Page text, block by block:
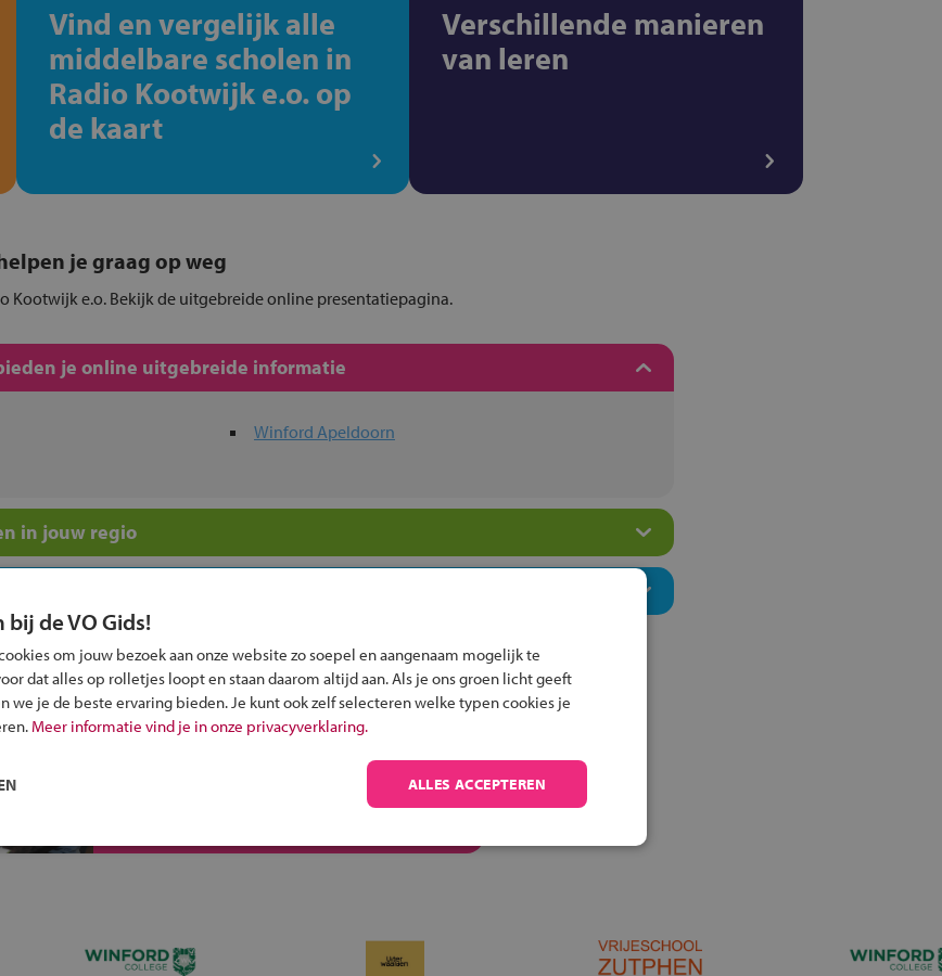
Vind en vergelijk alle
middelbare scholen in
Radio Kootwijk e.o. op
de kaart
Verschillende manieren
van leren
je graag op weg
Kootwijk e.o. Bekijk de uitgebreide online presentatiepagina.
je online uitgebreide informatie
Winford Apeldoorn
in jouw regio
bij jou?
Alle informatie om je kind aan te melden bij
de VO Gids!
om jouw bezoek aan onze website zo soepel en aangenaam mogelijk te
dat alles op rolletjes loopt en staan daarom altijd aan. Als je ons groen licht geeft
we je de beste ervaring bieden. Je kunt ook zelf selecteren welke typen cookies je
Meer informatie vind je in onze privacyverklaring.
ALLES ACCEPTEREN